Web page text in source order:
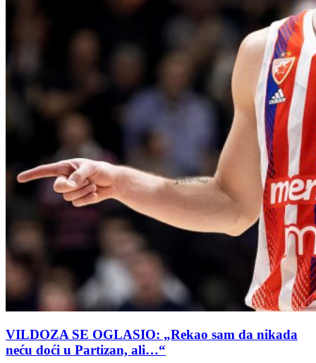
VILDOZA SE OGLASIO: „Rekao sam da nikada
neću doći u Partizan, ali…“